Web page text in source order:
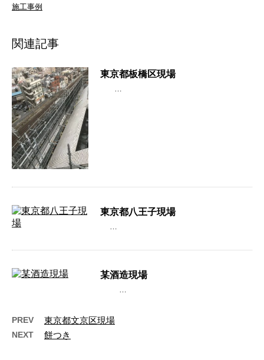
施工事例
関連記事
東京都板橋区現場
東京都八王子現場
某酒造現場
PREV 東京都文京区現場
NEXT 餅つき